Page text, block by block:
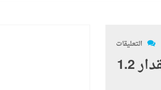
التعليقات
اجتماع "أوبك" وحلفائها يوافق على خفض إنتاج النفط بمقدار 1.2